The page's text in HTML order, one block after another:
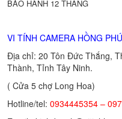
BẢO HÀNH 12 THÁNG
VI TÍNH CAMERA HỒNG
Địa chỉ: 20 Tôn Đức Thắng,
Thành, Tỉnh Tây Ninh.
( Cửa 5 chợ Long Hoa)
Hotline/tel: 0934445354 –